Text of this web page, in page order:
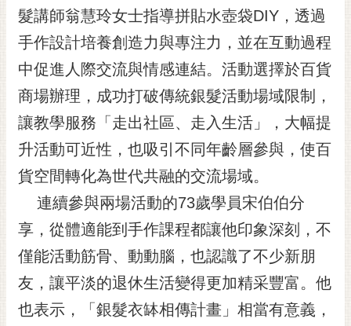
閱
電
子
報
市
民
信
箱
English
本
隱
私
權
髮講師翁慧玲女士指導拼貼水壺袋DIY，透過
手作設計培養創造力與專注力，並在互動過程
中促進人際交流與情感連結。活動選擇於百貨
商場辦理，成功打破傳統銀髮活動場域限制，
讓教學服務「走出社區、走入生活」，大幅提
升活動可近性，也吸引不同年齡層參與，使百
貨空間轉化為世代共融的交流場域。
連續參與兩場活動的73歲學員宋伯伯分
享，從體適能到手作課程都讓他印象深刻，不
僅能活動筋骨、動動腦，也認識了不少新朋
友，讓平淡的退休生活變得更加精采豐富。他
也表示，「銀髮衣缽相傳計畫」相當有意義，